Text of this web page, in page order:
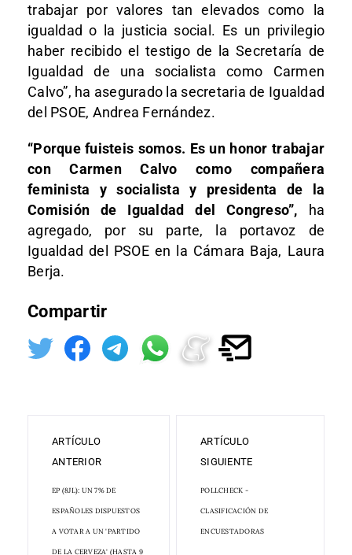
trabajar por valores tan elevados como la
igualdad o la justicia social. Es un privilegio
haber recibido el testigo de la Secretaría de
Igualdad de una socialista como Carmen
Calvo”, ha asegurado la secretaria de Igualdad
del PSOE, Andrea Fernández.
“Porque fuisteis somos. Es un honor trabajar
con Carmen Calvo como compañera
feminista y socialista y presidenta de la
Comisión de Igualdad del Congreso”, ha
agregado, por su parte, la portavoz de
Igualdad del PSOE en la Cámara Baja, Laura
Berja.
Compartir
ARTÍCULO
ANTERIOR
EP (8JL): UN 7% DE
ESPAÑOLES DISPUESTOS
A VOTAR A UN 'PARTIDO
DE LA CERVEZA' (HASTA 9
ARTÍCULO
SIGUIENTE
POLLCHECK -
CLASIFICACIÓN DE
ENCUESTADORAS